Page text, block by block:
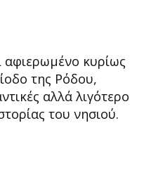
αφιερωμένο κυρίως
της Ρόδου,
αλλά λιγότερο
του νησιού.